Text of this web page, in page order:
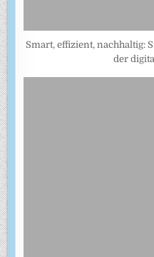
Smart, effizient, nachhaltig:
der